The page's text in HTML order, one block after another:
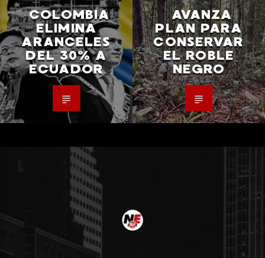
COLOMBIA
ELIMINA
ARANCELES
DEL 30% A
ECUADOR
AVANZA
PLAN PARA
CONSERVAR
EL ROBLE
NEGRO